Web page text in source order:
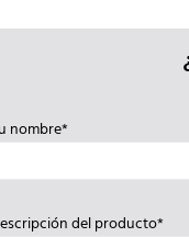
nombre*
del producto*